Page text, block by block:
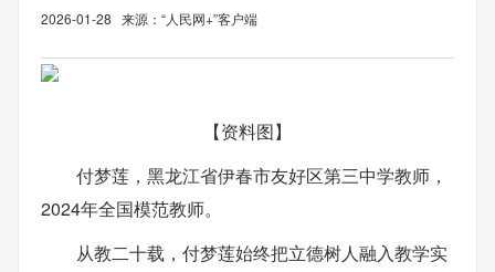
2026-01-28 来源：“人民网+”客户端
【资料图】
付梦莲，黑龙江省伊春市友好区第三中学教师，
2024年全国模范教师。
从教二十载，付梦莲始终把立德树人融入教学实